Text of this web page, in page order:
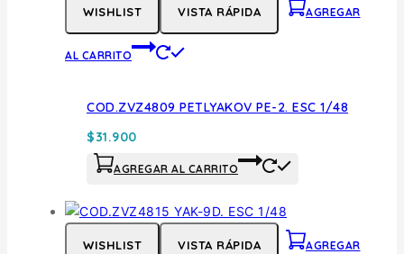
WISHLIST VISTA RÁPIDA AGREGAR
AL CARRITO
COD.ZVZ4809 PETLYAKOV PE-2. ESC 1/48
$31.900
AGREGAR AL CARRITO
WISHLIST VISTA RÁPIDA AGREGAR